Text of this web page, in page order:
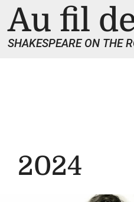
Au fil
SHAKESPEARE ON THE
2024